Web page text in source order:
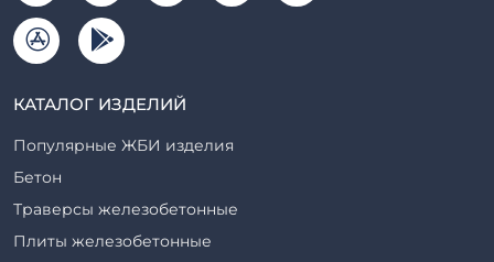
КАТАЛОГ ИЗДЕЛИЙ
Популярные ЖБИ изделия
Бетон
Траверсы железобетонные
Плиты железобетонные